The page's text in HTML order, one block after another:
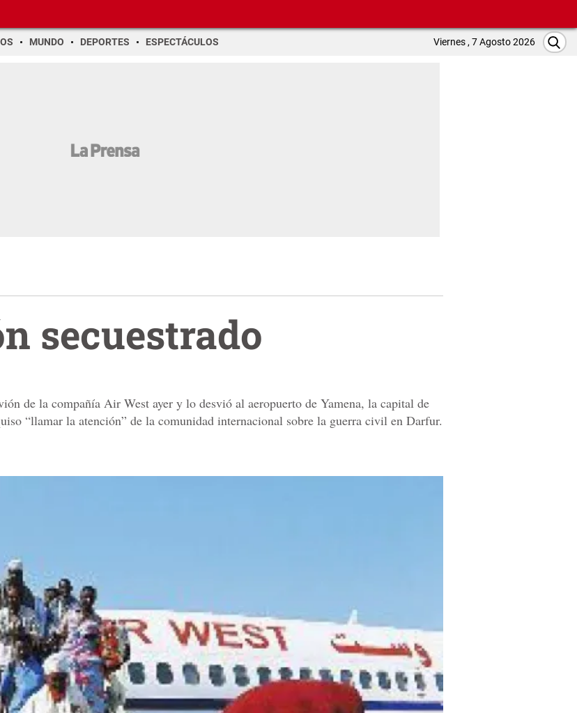
MUNDO DEPORTES ESPECTÁCULOS Viernes , 7 Agosto 2026
secuestrado
de la compañía Air West ayer y lo desvió al aeropuerto de Yamena, la capital de
“llamar la atención” de la comunidad internacional sobre la guerra civil en Darfur.